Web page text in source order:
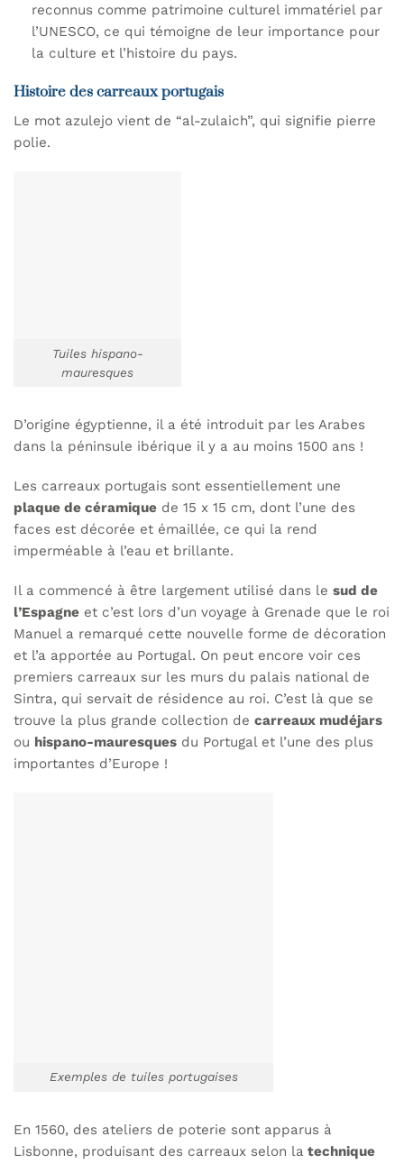
reconnus comme patrimoine culturel immatériel par
l’UNESCO, ce qui témoigne de leur importance pour
la culture et l’histoire du pays.
Histoire des carreaux portugais
Le mot azulejo vient de “al-zulaich”, qui signifie pierre
polie.
Tuiles hispano-
mauresques
D’origine égyptienne, il a été introduit par les Arabes
dans la péninsule ibérique il y a au moins 1500 ans !
Les carreaux portugais sont essentiellement une
plaque de céramique de 15 x 15 cm, dont l’une des
faces est décorée et émaillée, ce qui la rend
imperméable à l’eau et brillante.
Il a commencé à être largement utilisé dans le sud de
l’Espagne et c’est lors d’un voyage à Grenade que le roi
Manuel a remarqué cette nouvelle forme de décoration
et l’a apportée au Portugal. On peut encore voir ces
premiers carreaux sur les murs du palais national de
Sintra, qui servait de résidence au roi. C’est là que se
trouve la plus grande collection de carreaux mudéjars
ou hispano-mauresques du Portugal et l’une des plus
importantes d’Europe !
Exemples de tuiles portugaises
En 1560, des ateliers de poterie sont apparus à
Lisbonne, produisant des carreaux selon la technique